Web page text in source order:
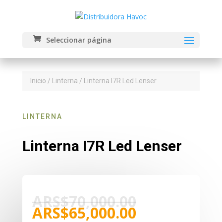
Seleccionar página
Inicio / Linterna / Linterna I7R Led Lenser
LINTERNA
Linterna I7R Led Lenser
ARS$70,000.00El
precio
ARS$65,000.00El